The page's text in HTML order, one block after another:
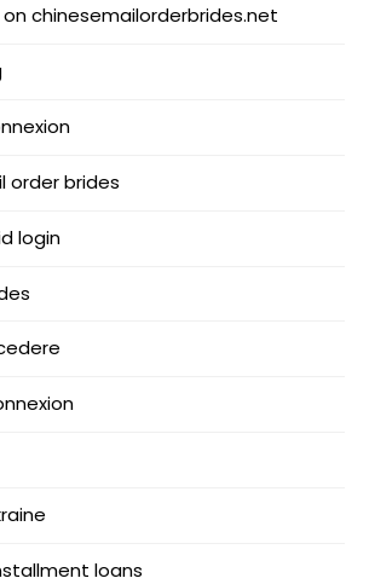
chinesemailorderbrides.net
order brides
login
loans